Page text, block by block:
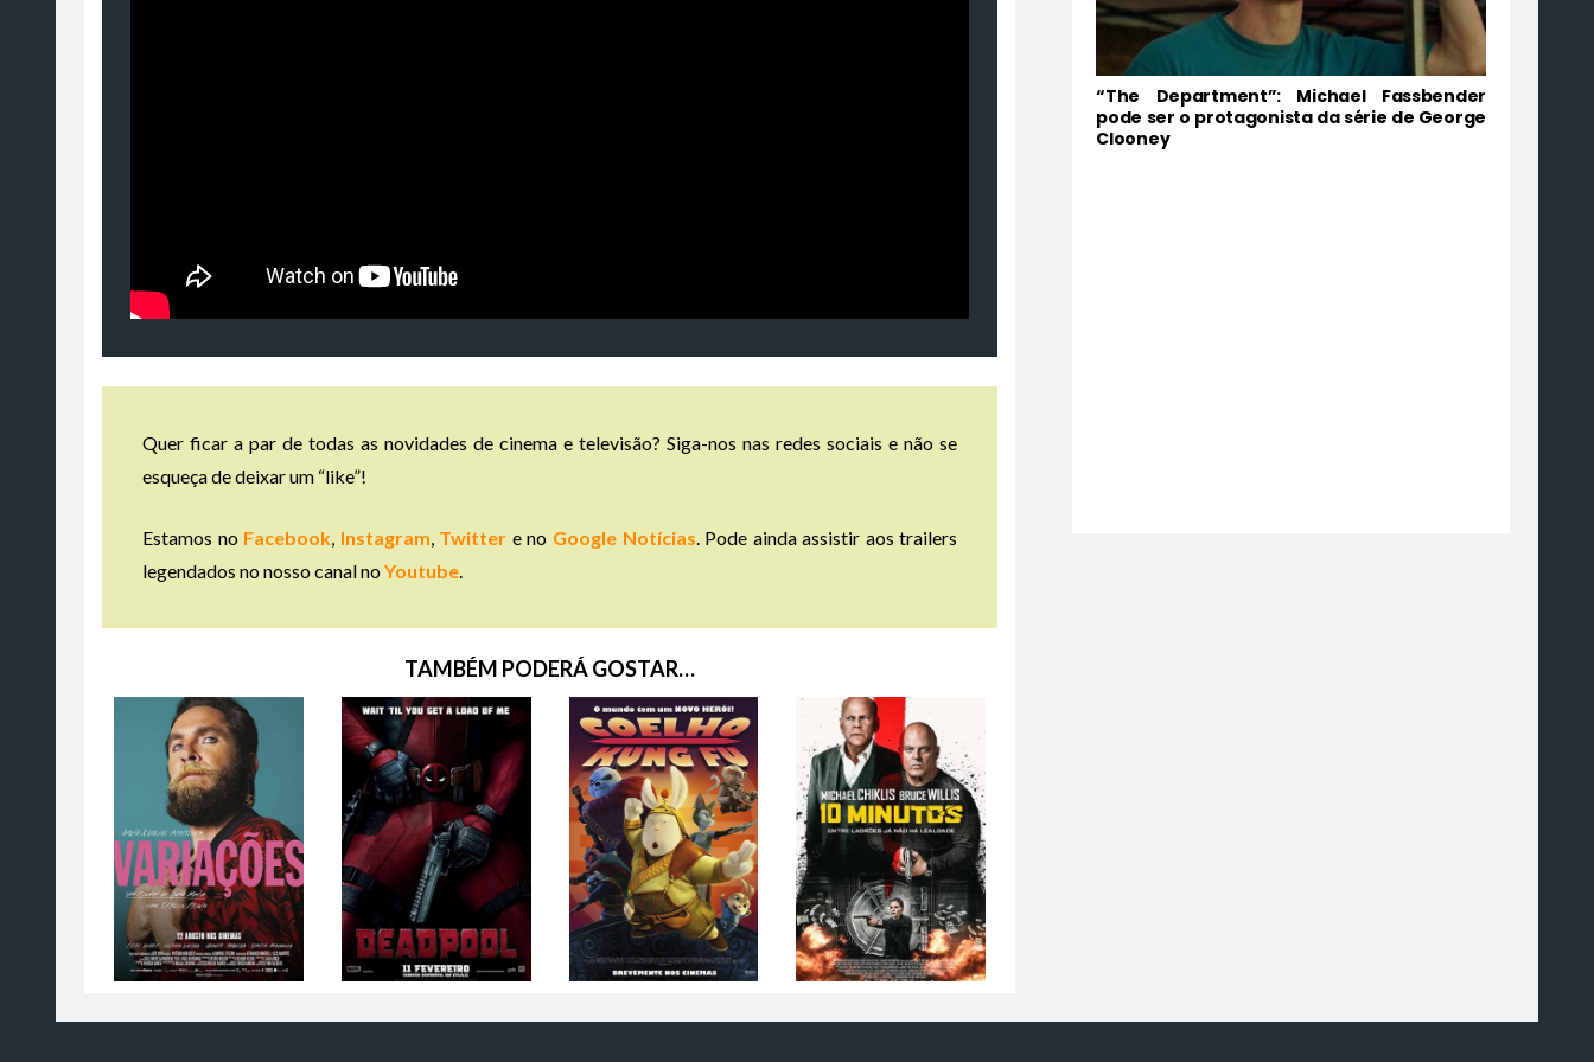
Quer ficar a par de todas as novidades de cinema e televisão? Siga-nos nas redes sociais e não se
esqueça de deixar um “like”!
Estamos no Facebook, Instagram, Twitter e no Google Notícias. Pode ainda assistir aos trailers
legendados no nosso canal noYoutube.
TAMBÉM PODERÁ GOSTAR…
“The Department”: Michael Fassbender
pode ser o protagonista da série de George
Clooney